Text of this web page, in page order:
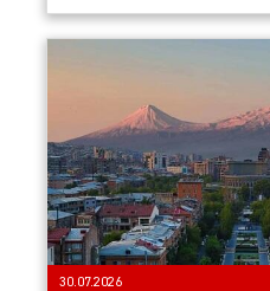
30.07.2026